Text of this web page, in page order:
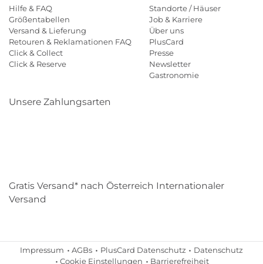
Hilfe & FAQ
Größentabellen
Versand & Lieferung
Retouren & Reklamationen FAQ
Click & Collect
Click & Reserve
Standorte / Häuser
Job & Karriere
Über uns
PlusCard
Presse
Newsletter
Gastronomie
Unsere Zahlungsarten
Gratis Versand* nach Österreich Internationaler
Versand
Impressum AGBs PlusCard Datenschutz
Datenschutz
Cookie Einstellungen
Barrierefreiheit